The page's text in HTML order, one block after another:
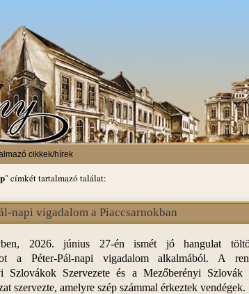
cikkek/hírek
" címkét tartalmazó találat:
napi vigadalom a Piaccsarnokban
2026. június 27-én ismét jó hangulat
a Péter-Pál-napi vigadalom alkalmából. A
Szlovákok Szervezete és a Mezőberényi Szlovák
szervezte, amelyre szép számmal érkeztek vendégek.